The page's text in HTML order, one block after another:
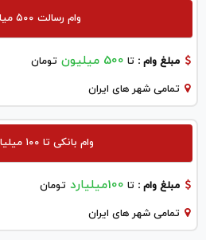
وام رسالت ۵۰۰ میلیونی
مبلغ وام : تا 500 میلیون تومان
تمامی شهر های ایران
وام بانکی تا ۱۰۰ میلیارد تومان
مبلغ وام : تا 100میلیارد تومان
تمامی شهر های ایران